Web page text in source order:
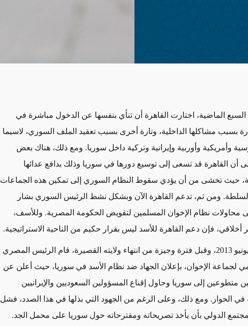
الماضية، اختارت القاهرة أن تنأي بنفسها عن الدخول مباشرة في
بسبب مشاكلها الداخلية، وتارة أخرى بسبب تعقيد الملف السوري، لاسيما
وأمريكية وأوربية وإيرانية وتركية داخل سوريا. ومع ذلك، هناك بعض
إلى أن القاهرة قد تسعى إلى توسيع دورها في سوريا وذلك بدافع عدائها
حيث تخشى من أن يؤدي سقوط النظام السوري إلى تمكين هذه الجماعات
ومن ثم، تدعم القاهرة الآن وبشكل نشط الرئيس السوري بشار
محاولات نظام الإخوان المسلمين لتقويض الحكومة المصرية. وللأسف،
أخلاقي، فإن دعم القاهرة للأسد ليس بقرار حكيم من الناحية الاستراتيجية.
وفى شهر حزيران/يونيو 2013، وقبل فترة وجيزة من انتهاء ولايته القصيرة، قام الرئيس المصري
لجماعة الإخوان، بإعلان الجهاد ضد نظام الأسد في سوريا، حيث أعلن عن
متطوعين إلى سوريا وحاول إقناع المسؤولين السعوديين والإيرانيين
في الحوار. ومع ذلك، وعلى الرغم من الجهود التي بذلها في هذا الصدد، فشل
الدولي بأن يأخذ تصريحاته ومقترحاته حول سوريا على محمل الجد.